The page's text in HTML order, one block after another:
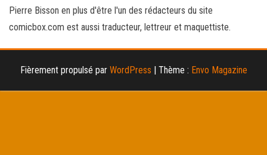
Pierre Bisson en plus d'être l'un des rédacteurs du site
comicbox.com est aussi traducteur, lettreur et maquettiste.
Fièrement propulsé par WordPress | Thème : Envo Magazine